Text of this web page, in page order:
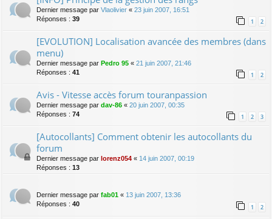
Dernier message par Vlaolivier « 23 juin 2007, 16:51
Réponses : 39 1 2
[EVOLUTION] Localisation avancée des membres (dans
menu)
Dernier message par Pedro 95 « 21 juin 2007, 21:46
Réponses : 41 1 2
Avis - Vitesse accès forum touranpassion
Dernier message par dav-86 « 20 juin 2007, 00:35
Réponses : 74 1 2 3
[Autocollants] Comment obtenir les autocollants du
forum
Dernier message par lorenz054 « 14 juin 2007, 00:19
Réponses : 13
Dernier message par fab01 « 13 juin 2007, 13:36
Réponses : 40 1 2